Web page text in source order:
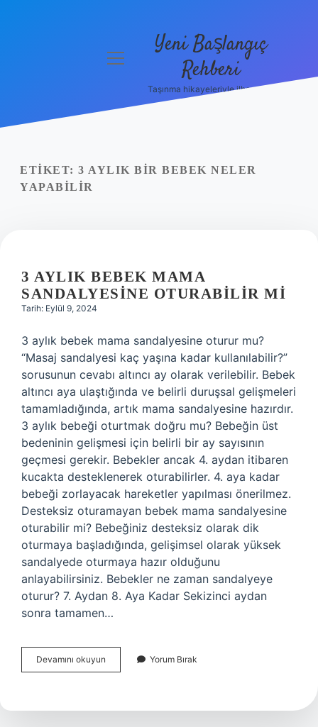
Politikası
Yasal Uyarı
menüyü
Yeni Başlangıç
Rehberi
Taşınma hikayeleriyle ilham bul!
ETIKET: 3 AYLIK BIR BEBEK NELER
YAPABILIR
3 AYLIK BEBEK MAMA
SANDALYESINE OTURABILIR MI
Tarih: Eylül 9, 2024
3 aylık bebek mama sandalyesine oturur mu?
“Masaj sandalyesi kaç yaşına kadar kullanılabilir?”
sorusunun cevabı altıncı ay olarak verilebilir. Bebek
altıncı aya ulaştığında ve belirli duruşsal gelişmeleri
tamamladığında, artık mama sandalyesine hazırdır.
3 aylık bebeği oturtmak doğru mu? Bebeğin üst
bedeninin gelişmesi için belirli bir ay sayısının
geçmesi gerekir. Bebekler ancak 4. aydan itibaren
kucakta desteklenerek oturabilirler. 4. aya kadar
bebeği zorlayacak hareketler yapılması önerilmez.
Desteksiz oturamayan bebek mama sandalyesine
oturabilir mi? Bebeğiniz desteksiz olarak dik
oturmaya başladığında, gelişimsel olarak yüksek
sandalyede oturmaya hazır olduğunu
anlayabilirsiniz. Bebekler ne zaman sandalyeye
oturur? 7. Aydan 8. Aya Kadar Sekizinci aydan
sonra tamamen…
Devamını okuyun
Aylık
Sandalyesine
Yorum Bırak